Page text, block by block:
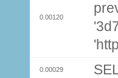
0.00120
0.00029